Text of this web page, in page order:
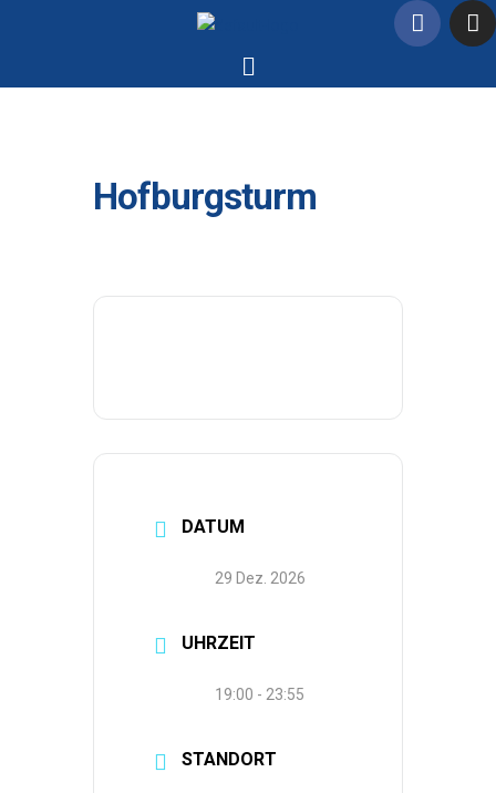
Hofburgsturm
DATUM
29 Dez. 2026
UHRZEIT
19:00 - 23:55
STANDORT